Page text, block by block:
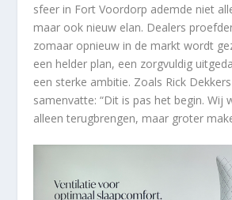
sfeer in Fort Voordorp ademde niet
maar ook nieuw elan. Dealers
zomaar opnieuw in de markt wordt
een helder plan, een zorgvuldig
een sterke ambitie. Zoals Rick
samenvatte: “Dit is pas het begin. Wij
alleen terugbrengen, maar groter